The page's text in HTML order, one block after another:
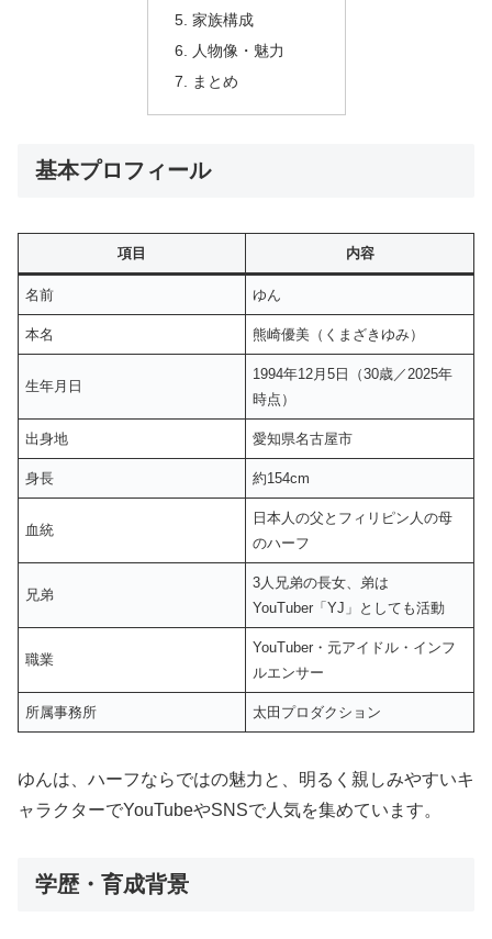
家族構成
人物像・魅力
まとめ
基本プロフィール
項目 内容
名前 ゆん
本名 熊崎優美（くまざきゆみ）
生年月日
1994年12月5日（30歳／2025年
時点）
出身地 愛知県名古屋市
身長 約154cm
血統
日本人の父とフィリピン人の母
のハーフ
兄弟
3人兄弟の長女、弟は
YouTuber「YJ」としても活動
職業
YouTuber・元アイドル・インフ
ルエンサー
所属事務所 太田プロダクション
ゆんは、ハーフならではの魅力と、明るく親しみやすいキ
ャラクターでYouTubeやSNSで人気を集めています。
学歴・育成背景